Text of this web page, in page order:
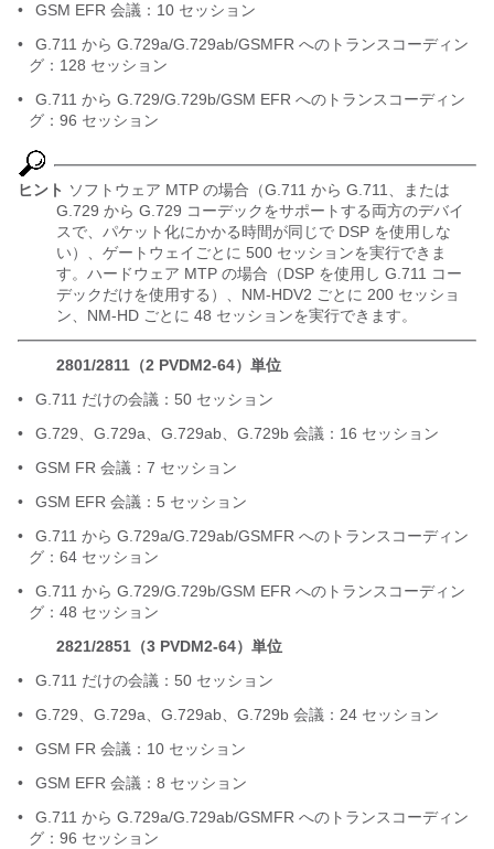
•
GSM EFR 会議：10 セッション
•
G.711 から G.729a/G.729ab/GSMFR へのトランスコーディン
グ：128 セッション
•
G.711 から G.729/G.729b/GSM EFR へのトランスコーディン
グ：96 セッション
ヒント ソフトウェア MTP の場合（G.711 から G.711、または
G.729 から G.729 コーデックをサポートする両方のデバイ
スで、パケット化にかかる時間が同じで DSP を使用しな
い）、ゲートウェイごとに 500 セッションを実行できま
す。ハードウェア MTP の場合（DSP を使用し G.711 コー
デックだけを使用する）、NM-HDV2 ごとに 200 セッショ
ン、NM-HD ごとに 48 セッションを実行できます。
2801/2811（2 PVDM2-64）単位
•
G.711 だけの会議：50 セッション
•
G.729、G.729a、G.729ab、G.729b 会議：16 セッション
•
GSM FR 会議：7 セッション
•
GSM EFR 会議：5 セッション
•
G.711 から G.729a/G.729ab/GSMFR へのトランスコーディン
グ：64 セッション
•
G.711 から G.729/G.729b/GSM EFR へのトランスコーディン
グ：48 セッション
2821/2851（3 PVDM2-64）単位
•
G.711 だけの会議：50 セッション
•
G.729、G.729a、G.729ab、G.729b 会議：24 セッション
•
GSM FR 会議：10 セッション
•
GSM EFR 会議：8 セッション
•
G.711 から G.729a/G.729ab/GSMFR へのトランスコーディン
グ：96 セッション